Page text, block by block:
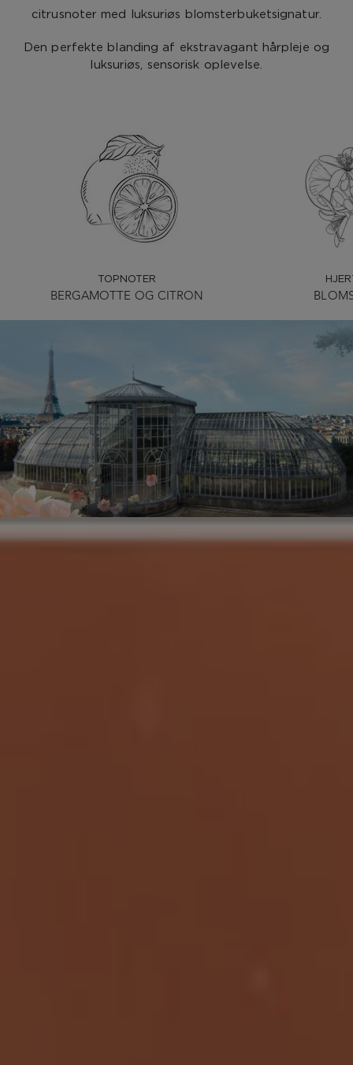
citrusnoter med luksuriøs blomsterbuketsignatur.
Den perfekte blanding af ekstravagant hårpleje og
luksuriøs, sensorisk oplevelse.
TOPNOTER
BERGAMOTTE OG CITRON